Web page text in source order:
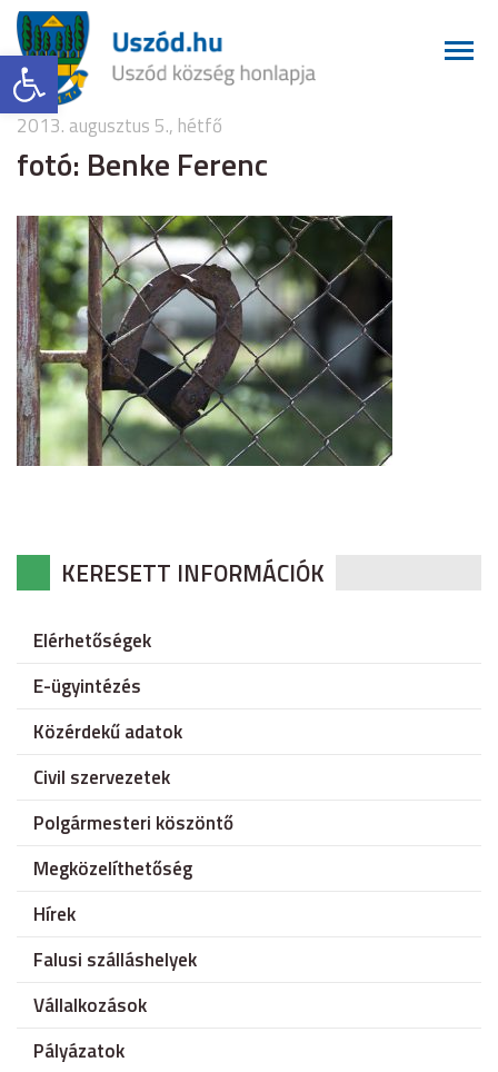
Eszköztár megnyitása
2013. augusztus 5., hétfő
fotó: Benke Ferenc
KERESETT INFORMÁCIÓK
Elérhetőségek
E-ügyintézés
Közérdekű adatok
Civil szervezetek
Polgármesteri köszöntő
Megközelíthetőség
Hírek
Falusi szálláshelyek
Vállalkozások
Pályázatok